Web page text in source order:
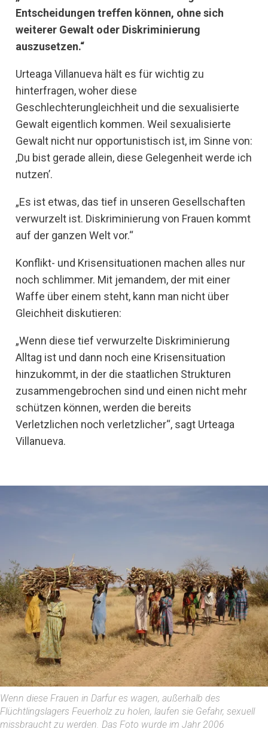
Entscheidungen treffen können, ohne sich
weiterer Gewalt oder Diskriminierung
auszusetzen.“
Urteaga Villanueva hält es für wichtig zu
hinterfragen, woher diese
Geschlechterungleichheit und die sexualisierte
Gewalt eigentlich kommen. Weil sexualisierte
Gewalt nicht nur opportunistisch ist, im Sinne von:
‚Du bist gerade allein, diese Gelegenheit werde ich
nutzen’.
„Es ist etwas, das tief in unseren Gesellschaften
verwurzelt ist. Diskriminierung von Frauen kommt
auf der ganzen Welt vor.“
Konflikt- und Krisensituationen machen alles nur
noch schlimmer. Mit jemandem, der mit einer
Waffe über einem steht, kann man nicht über
Gleichheit diskutieren:
„Wenn diese tief verwurzelte Diskriminierung
Alltag ist und dann noch eine Krisensituation
hinzukommt, in der die staatlichen Strukturen
zusammengebrochen sind und einen nicht mehr
schützen können, werden die bereits
Verletzlichen noch verletzlicher“, sagt Urteaga
Villanueva.
Wenn diese Frauen in Darfur es wagen, außerhalb des
Flüchtlingslagers Feuerholz zu holen, laufen sie Gefahr, sexuell
missbraucht zu werden. Das Foto wurde im Jahr 2006